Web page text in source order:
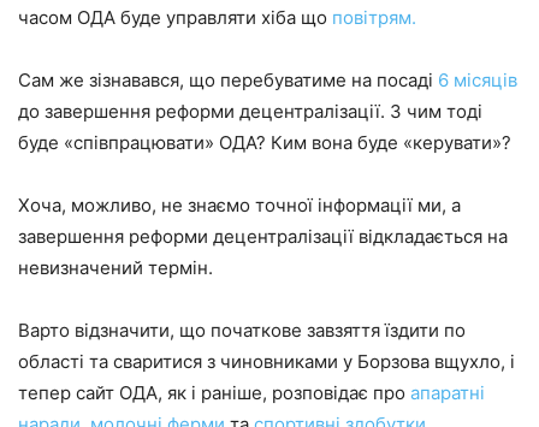
часом ОДА буде управляти хіба що повітрям.
Сам же зізнавався, що перебуватиме на посаді 6 місяців
до завершення реформи децентралізації. З чим тоді
буде «співпрацювати» ОДА? Ким вона буде «керувати»?
Хоча, можливо, не знаємо точної інформації ми, а
завершення реформи децентралізації відкладається на
невизначений термін.
Варто відзначити, що початкове завзяття їздити по
області та сваритися з чиновниками у Борзова вщухло, і
тепер сайт ОДА, як і раніше, розповідає про апаратні